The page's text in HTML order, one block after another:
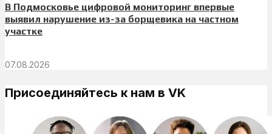
В Подмосковье цифровой мониторинг впервые
выявил нарушение из-за борщевика на частном
участке
07.08.2026
Присоединяйтесь к нам в VK